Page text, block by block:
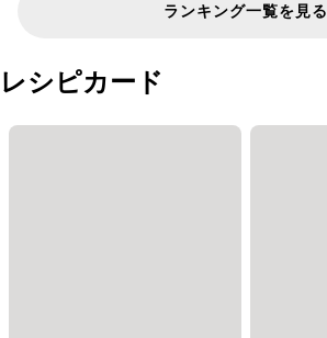
ランキング一覧を見る
レシピカード